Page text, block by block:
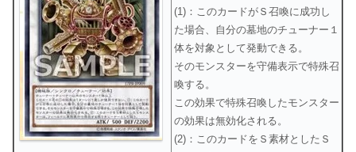
(1)：このカードがＳ召喚に成功し
た場合、自分の墓地のチューナー１
体を対象として発動できる。
そのモンスターを守備表示で特殊召
喚する。
この効果で特殊召喚したモンスター
の効果は無効化される。
(2)：このカードをＳ素材としたＳ